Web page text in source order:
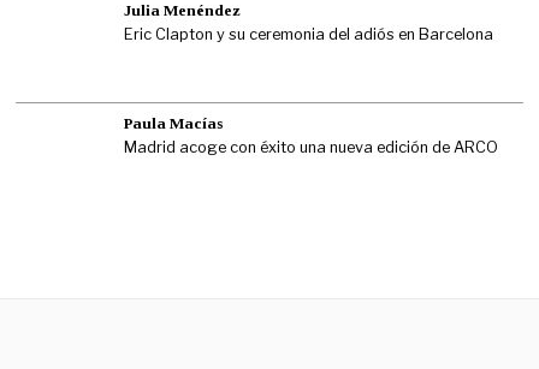
Julia Menéndez
Eric Clapton y su ceremonia del adiós en Barcelona
Paula Macías
Madrid acoge con éxito una nueva edición de ARCO